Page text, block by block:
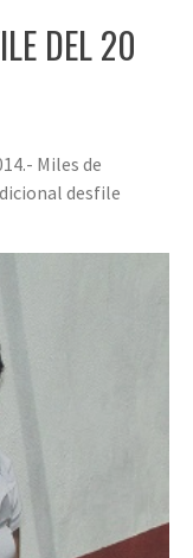
DEL 20
Miles de
desfile